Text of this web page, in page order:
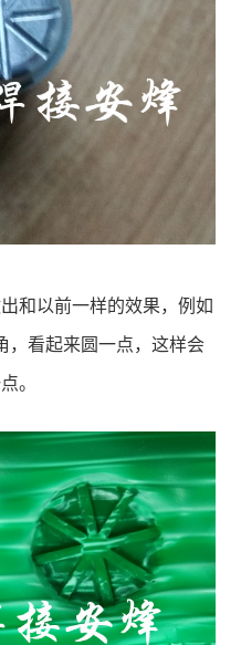
和以前一样的效果，例如
，看起来圆一点，这样会
。